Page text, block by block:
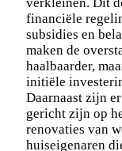
verkleinen. Dit
financiële
subsidies en
maken de
haalbaarder,
initiële
Daarnaast zijn
gericht zijn op
renovaties van
huiseigenaren